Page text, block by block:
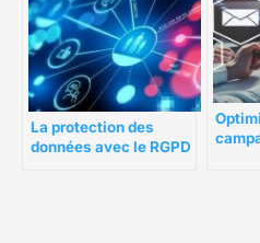
La protection des
données avec le RGPD